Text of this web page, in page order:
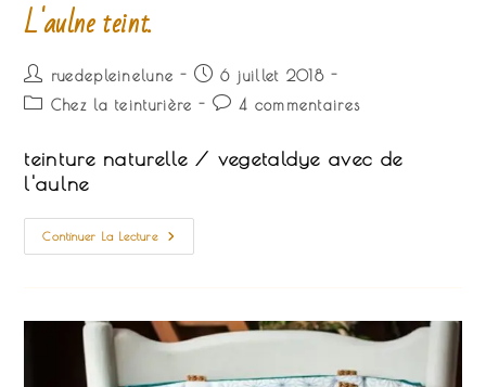
L'aulne teint.
Auteur/autrice
de
ruedepleinelune
Publication
publiée :
6 juillet 2018
Post Chez la teinturière
Commentaires
publication :
4 commentaires
teinture naturelle / vegetaldye avec de
l'aulne
Continuer La LectureL'aulne
Teint.